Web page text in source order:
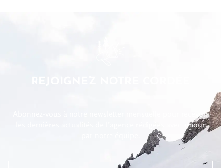
Abonnez-vous à notre newsletter mensuelle pour recevoir
les dernières actualités de l’agence rédigées avec amour